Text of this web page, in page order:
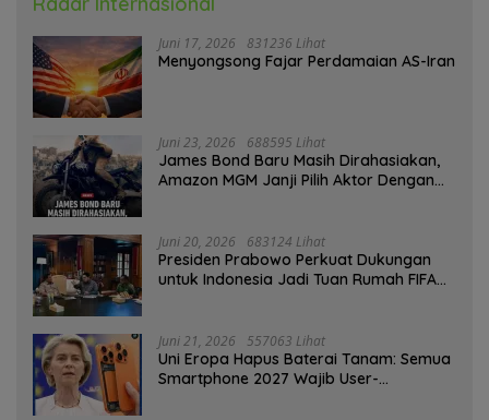
Juni 17, 2026 831236 Lihat
Menyongsong Fajar Perdamaian AS-Iran
Juni 23, 2026 688595 Lihat
James Bond Baru Masih Dirahasiakan,
Amazon MGM Janji Pilih Aktor Dengan
Juni 20, 2026 683124 Lihat
Presiden Prabowo Perkuat Dukungan
untuk Indonesia Jadi Tuan Rumah FIFA
Juni 21, 2026 557063 Lihat
Uni Eropa Hapus Baterai Tanam: Semua
Smartphone 2027 Wajib User-